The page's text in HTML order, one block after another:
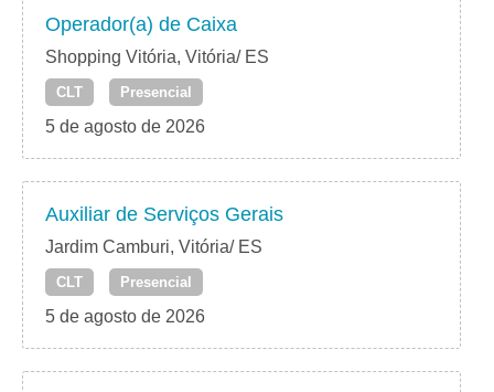
Operador(a) de Caixa
Shopping Vitória, Vitória/ ES
CLT Presencial
5 de agosto de 2026
Auxiliar de Serviços Gerais
Jardim Camburi, Vitória/ ES
CLT Presencial
5 de agosto de 2026